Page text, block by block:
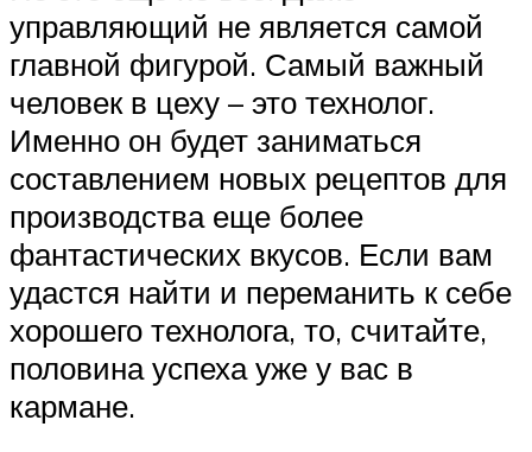
управляющий не является самой
главной фигурой. Самый важный
человек в цеху – это технолог.
Именно он будет заниматься
составлением новых рецептов для
производства еще более
фантастических вкусов. Если вам
удастся найти и переманить к себе
хорошего технолога, то, считайте,
половина успеха уже у вас в
кармане.